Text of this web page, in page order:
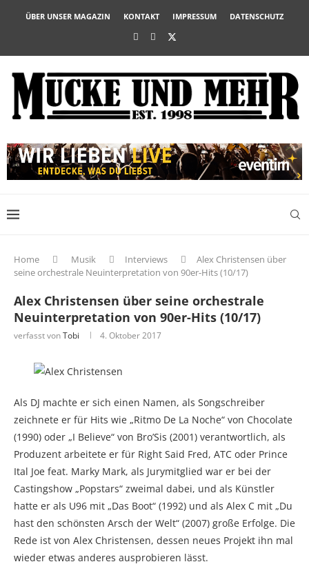
ÜBER UNSER MAGAZIN KONTAKT IMPRESSUM DATENSCHUTZ
Home Musik Interviews
Alex Christensen über
seine orchestrale Neuinterpretation von 90er-Hits (10/17)
Alex Christensen über seine orchestrale
Neuinterpretation von 90er-Hits (10/17)
verfasst vonTobi 4. Oktober 2017
Als DJ machte er sich einen Namen, als Songschreiber
zeichnete er für Hits wie „Ritmo De La Noche“ von Chocolate
(1990) oder „I Believe“ von Bro’Sis (2001) verantwortlich, als
Produzent arbeitete er für Right Said Fred, ATC oder Prince
Ital Joe feat. Marky Mark, als Jurymitglied war er bei der
Castingshow „Popstars“ zweimal dabei, und als Künstler
hatte er als U96 mit „Das Boot“ (1992) und als Alex C mit „Du
hast den schönsten Arsch der Welt“ (2007) große Erfolge. Die
Rede ist von Alex Christensen, dessen neues Projekt ihn mal
wieder etwas anderes ausprobieren lässt.